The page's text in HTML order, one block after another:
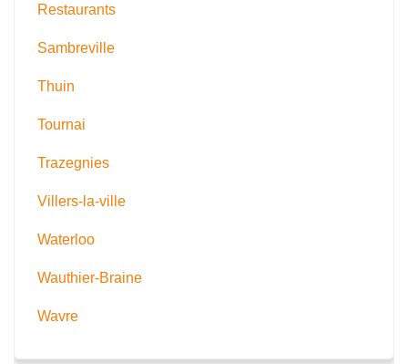
Restaurants
Sambreville
Thuin
Tournai
Trazegnies
Villers-la-ville
Waterloo
Wauthier-Braine
Wavre